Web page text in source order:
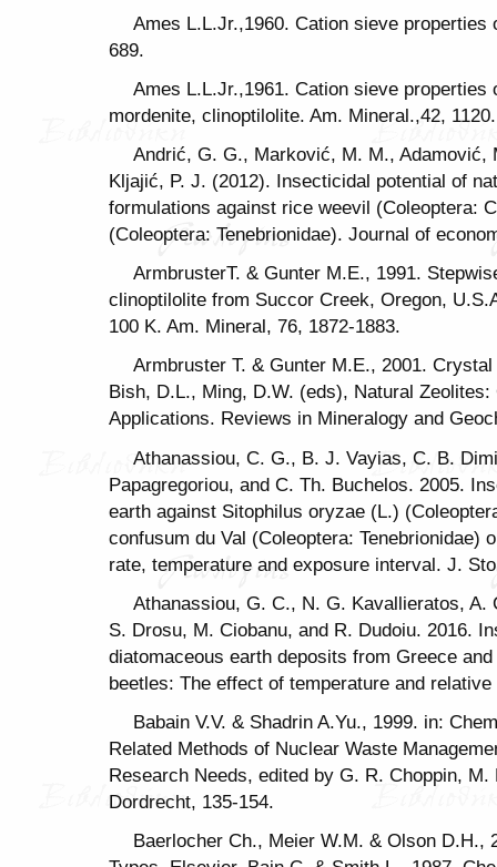
Ames L.L.Jr.,1960. Cation sieve
689.
Ames L.L.Jr.,1961. Cation sieve properties
mordenite, clinoptilolite. Am. Mineral.,42, 1120.
Andrić, G. G., Marković, M. M., Adamović,
Kljajić, P. J. (2012). Insecticidal potential of
formulations against rice weevil (Coleoptera:
(Coleoptera: Tenebrionidae). Journal of
ArmbrusterT. & Gunter M.E., 1991.
clinoptilolite from Succor Creek, Oregon,
100 K. Am. Mineral, 76, 1872-1883.
Armbruster T. & Gunter M.E., 2001.
Bish, D.L., Ming, D.W. (eds), Natural
Applications. Reviews in Mineralogy and
Athanassiou, C. G., B. J. Vayias, C. B.
Papagregoriou, and C. Th. Buchelos. 2005.
earth against Sitophilus oryzae (L.)
confusum du Val (Coleoptera: Tenebrionidae)
rate, temperature and exposure interval. J.
Athanassiou, G. C., N. G. Kavallieratos, A.
S. Drosu, M. Ciobanu, and R. Dudoiu. 2016.
diatomaceous earth deposits from Greece
beetles: The effect of temperature and
Babain V.V. & Shadrin A.Yu., 1999. in:
Related Methods of Nuclear Waste
Research Needs, edited by G. R. Choppin,
Dordrecht, 135-154.
Baerlocher Ch., Meier W.M. & Olson D.H.,